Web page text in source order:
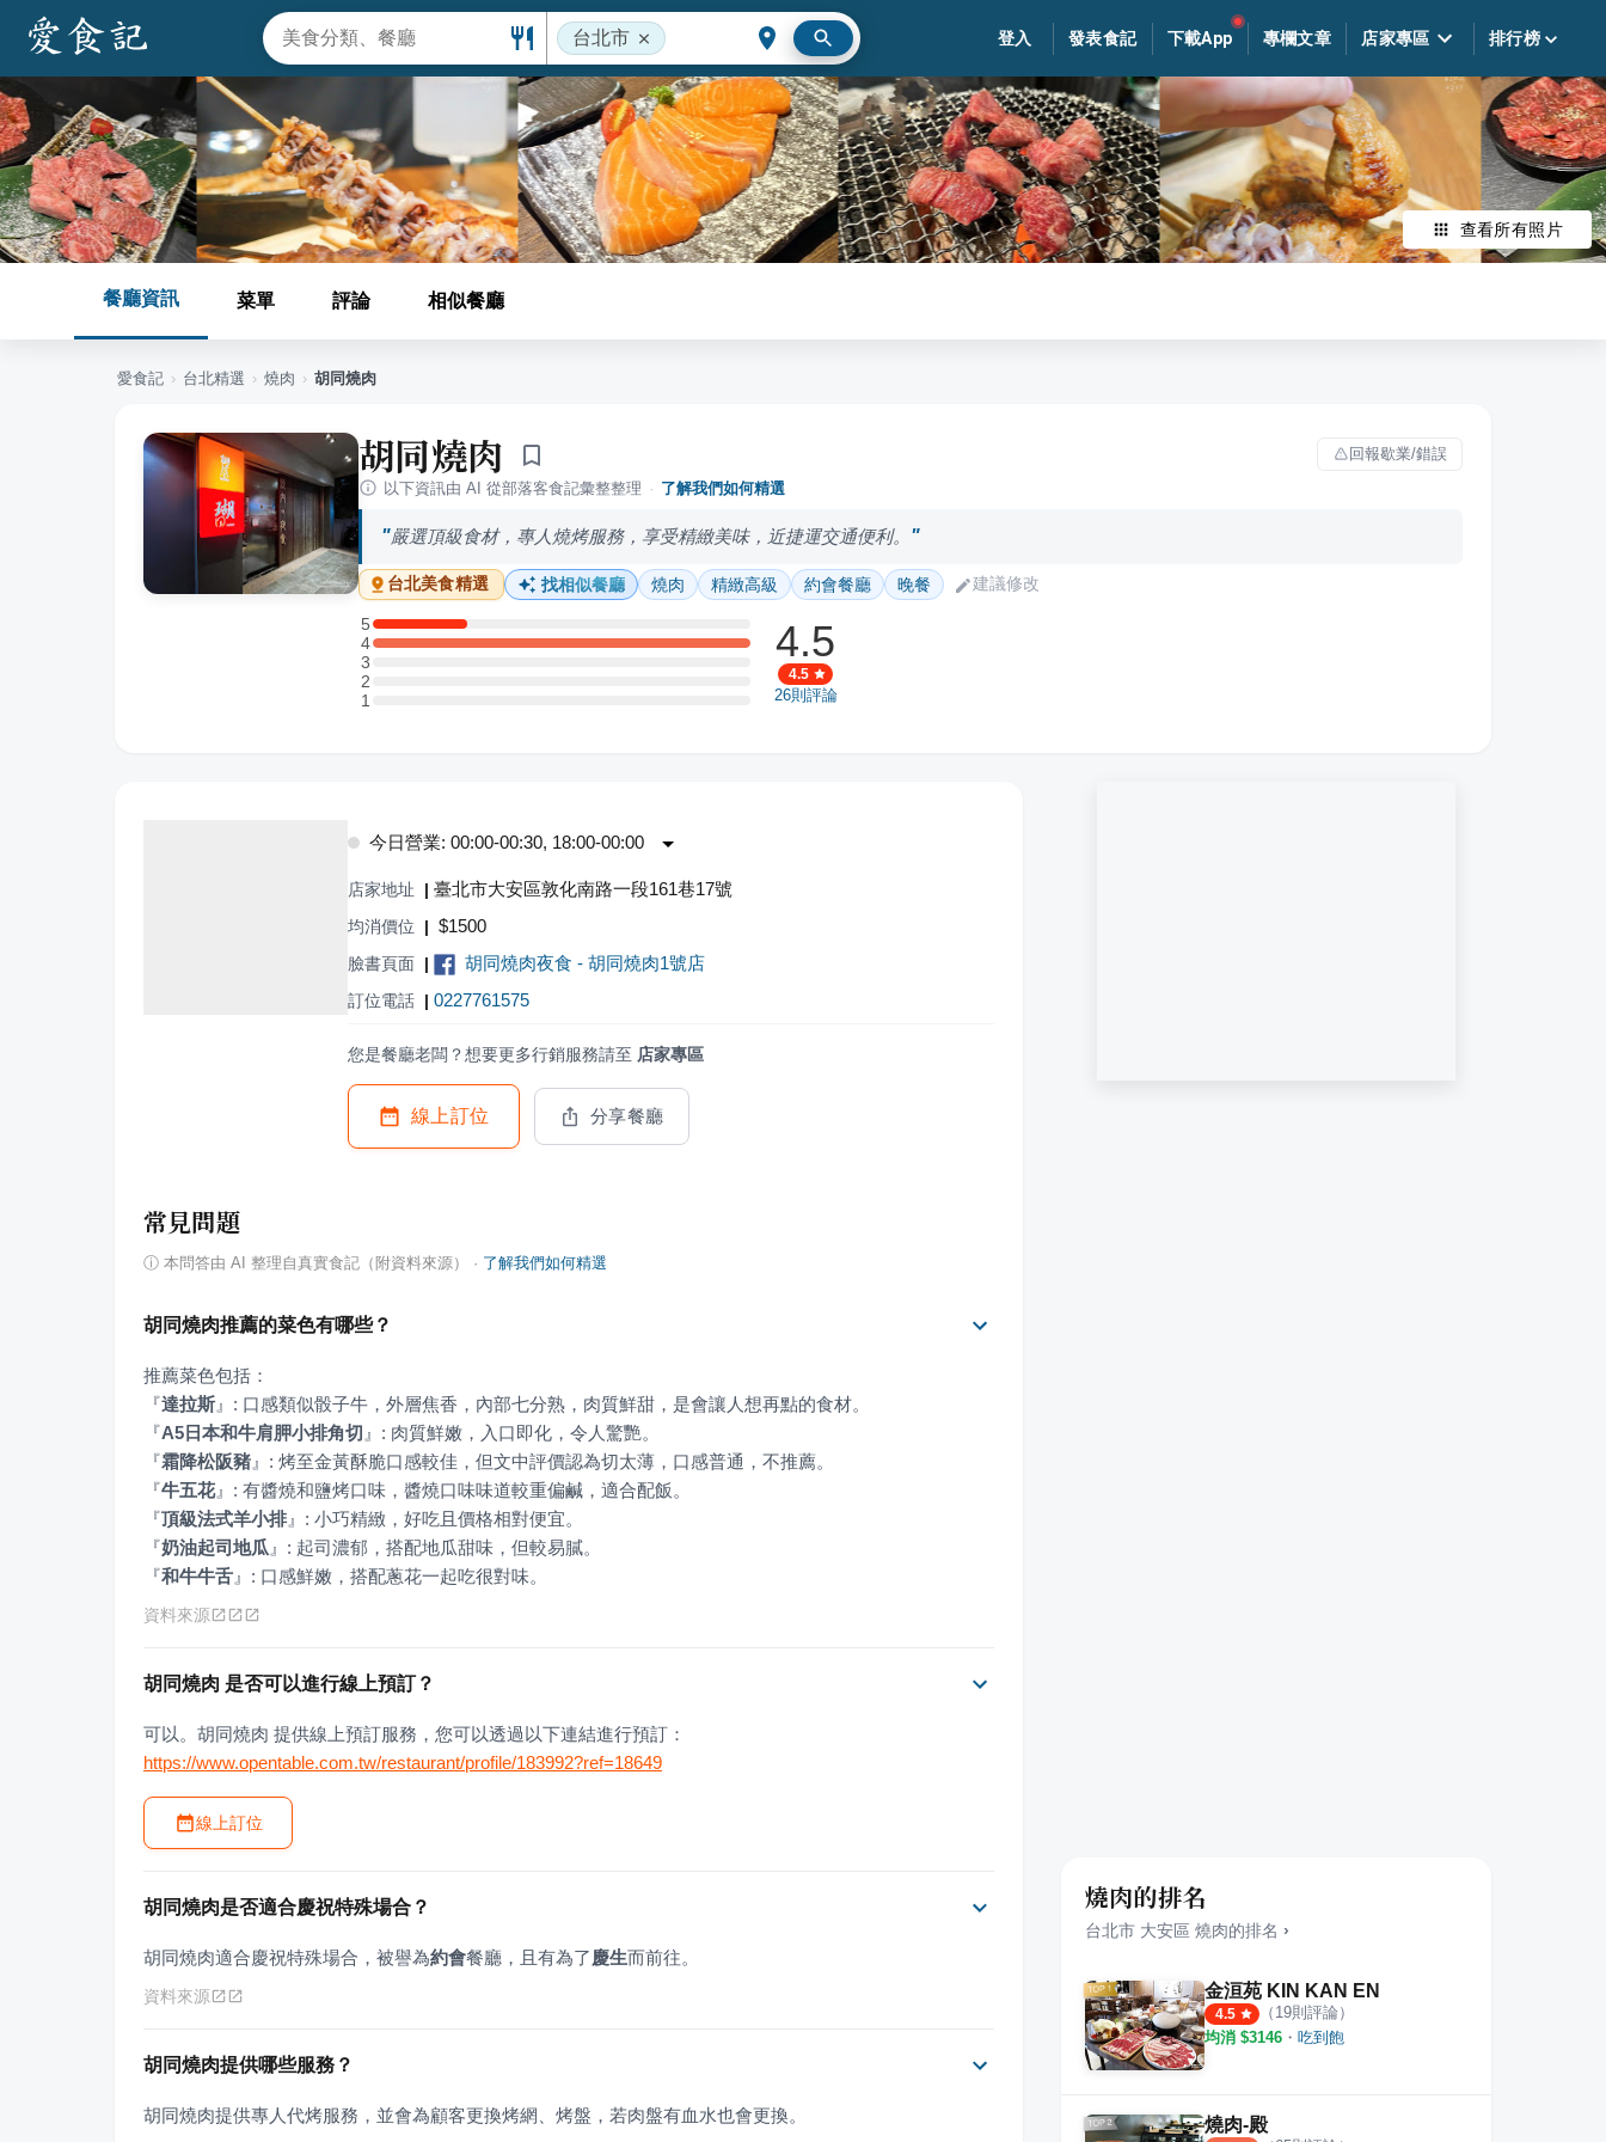
台北市 登入 發表食記 下載App 專欄文章 店家專區 排行榜
查看所有照片
餐廳資訊 菜單 評論 相似餐廳
愛食記 › 台北精選 › 燒肉 › 胡同燒肉
胡同燒肉
回報歇業/錯誤
以下資訊由 AI 從部落客食記彙整整理 · 了解我們如何精選
嚴選頂級食材，專人燒烤服務，享受精緻美味，近捷運交通便利。
台北美食精選 找相似餐廳 燒肉 精緻高級 約會餐廳 晚餐 建議修改
5
5 星：2 則評論
4
4 星：8 則評論
3
3 星：0 則評論
2
2 星：0 則評論
11 星：0 則評論
4.5
4.5
26則評論
今日營業: 00:00-00:30, 18:00-00:00
店家地址 | 臺北市大安區敦化南路一段161巷17號
均消價位 | $1500
臉書頁面 | 胡同燒肉夜食 - 胡同燒肉1號店
訂位電話 | 0227761575
您是餐廳老闆？想要更多行銷服務請至 店家專區
線上訂位 分享餐廳
常見問題
ⓘ 本問答由 AI 整理自真實食記（附資料來源） · 了解我們如何精選
胡同燒肉推薦的菜色有哪些？
『達拉斯』
『A5日本和牛肩胛小排角切 』
『霜降松阪豬 』
『牛五花』
『頂級法式羊小排』
『奶油起司地瓜 』
『和牛牛舌 』 : 口感鮮嫩，搭配蔥花一起吃很對味。
資料來源
胡同燒肉 是否可以進行線上預訂？
可以。胡同燒肉 提供線上預訂服務，您可以透過以下連結進行預訂：
https://www.opentable.com.tw/restaurant/profile/183992?ref=18649
線上訂位
胡同燒肉是否適合慶祝特殊場合？
胡同燒肉適合慶祝特殊場合，被譽為約會餐廳，且有為了慶生而前往。
資料來源
胡同燒肉提供哪些服務？
胡同燒肉提供專人代烤服務，並會為顧客更換烤網、烤盤，若肉盤有血水也會更換。
燒肉的排名
台北市 大安區 燒肉的排名 ›
金洹苑 KIN KAN EN
4.5 （ 19則評論）
均消 $3146 ・ 吃到飽
燒肉-殿